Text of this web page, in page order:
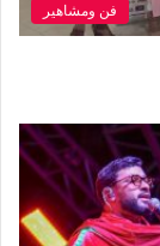
فن ومشاهير